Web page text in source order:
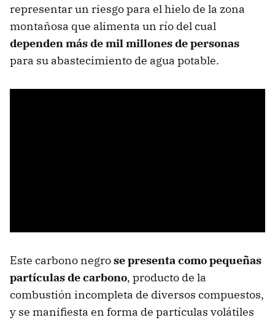
representar un riesgo para el hielo de la zona
montañosa que alimenta un río del cual
dependen más de mil millones de personas
para su abastecimiento de agua potable.
Este carbono negrose presenta como pequeñas
partículas de carbono, producto de la
combustión incompleta de diversos compuestos,
y se manifiesta en forma de partículas volátiles